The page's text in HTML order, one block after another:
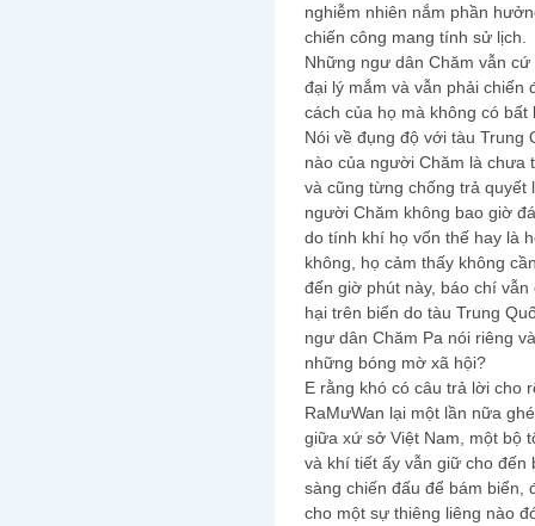
nghiễm nhiên nắm phần
chiến công mang tính sử lịch.
Những ngư dân Chăm vẫn
đại lý mắm và vẫn phải chiến
cách của họ mà không có
Nói về đụng độ với tàu Trung
nào của người Chăm là chưa
và cũng từng chống trả quyết
người Chăm không bao giờ
do tính khí họ vốn thế hay là
không, họ cảm thấy không
đến giờ phút này, báo chí
hại trên biển do tàu Trung
ngư dân Chăm Pa nói riêng
những bóng mờ xã hội?
E rằng khó có câu trả lời cho
RaMưWan lại một lần nữa
giữa xứ sở Việt Nam, một bộ
và khí tiết ấy vẫn giữ cho
sàng chiến đấu để bám biển,
cho một sự thiêng liêng nào